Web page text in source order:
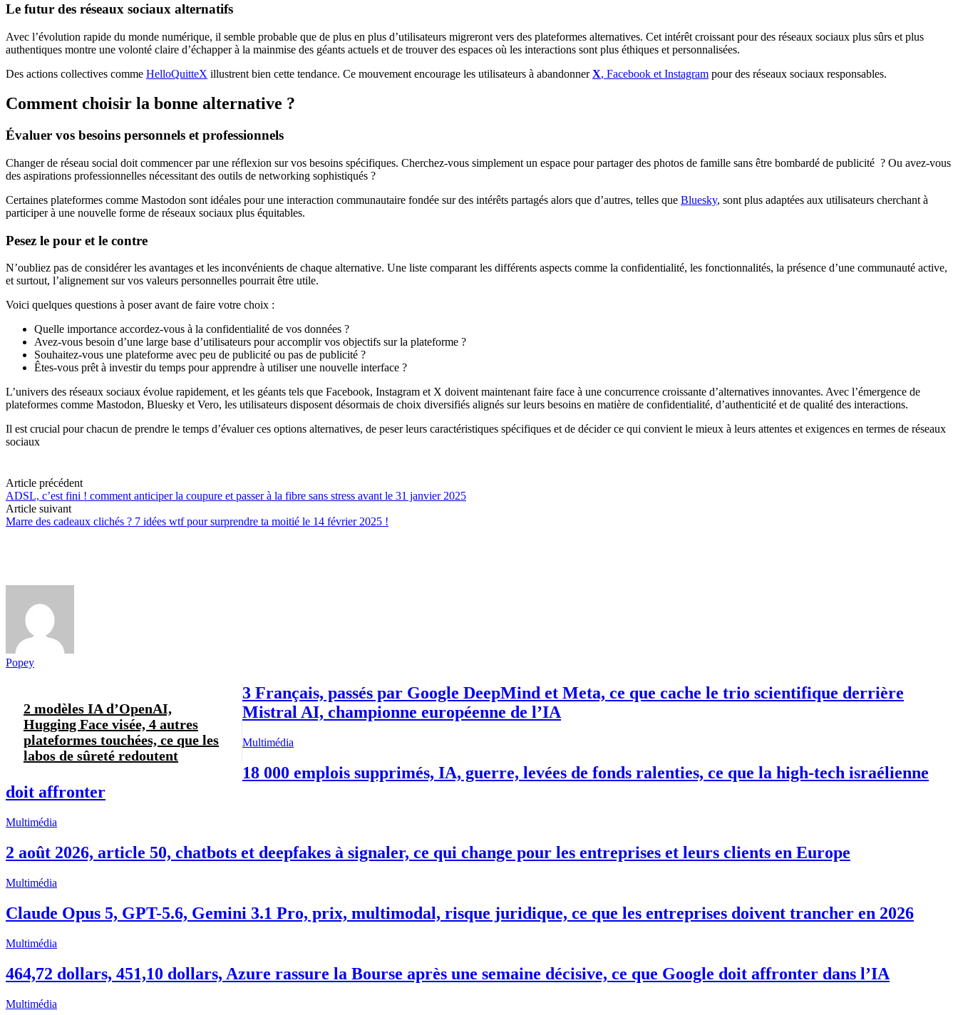
Le futur des réseaux sociaux alternatifs
Avec l’évolution rapide du monde numérique, il semble probable que de plus en plus d’utilisateurs migreront vers des plateformes alternatives. Cet intérêt croissant pour des réseaux sociaux plus sûrs et plus
authentiques montre une volonté claire d’échapper à la mainmise des géants actuels et de trouver des espaces où les interactions sont plus éthiques et personnalisées.
Des actions collectives comme HelloQuitteX illustrent bien cette tendance. Ce mouvement encourage les utilisateurs à abandonnerX, Facebook et Instagram pour des réseaux sociaux responsables.
Comment choisir la bonne alternative ?
Évaluer vos besoins personnels et professionnels
Changer de réseau social doit commencer par une réflexion sur vos besoins spécifiques. Cherchez-vous simplement un espace pour partager des photos de famille sans être bombardé de publicité ? Ou avez-vous
des aspirations professionnelles nécessitant des outils de networking sophistiqués ?
Certaines plateformes comme Mastodon sont idéales pour une interaction communautaire fondée sur des intérêts partagés alors que d’autres, telles que Bluesky, sont plus adaptées aux utilisateurs cherchant à
participer à une nouvelle forme de réseaux sociaux plus équitables.
Pesez le pour et le contre
N’oubliez pas de considérer les avantages et les inconvénients de chaque alternative. Une liste comparant les différents aspects comme la confidentialité, les fonctionnalités, la présence d’une communauté active,
et surtout, l’alignement sur vos valeurs personnelles pourrait être utile.
Voici quelques questions à poser avant de faire votre choix :
Quelle importance accordez-vous à la confidentialité de vos données ?
Avez-vous besoin d’une large base d’utilisateurs pour accomplir vos objectifs sur la plateforme ?
Souhaitez-vous une plateforme avec peu de publicité ou pas de publicité ?
Êtes-vous prêt à investir du temps pour apprendre à utiliser une nouvelle interface ?
L’univers des réseaux sociaux évolue rapidement, et les géants tels que Facebook, Instagram et X doivent maintenant faire face à une concurrence croissante d’alternatives innovantes. Avec l’émergence de
plateformes comme Mastodon, Bluesky et Vero, les utilisateurs disposent désormais de choix diversifiés alignés sur leurs besoins en matière de confidentialité, d’authenticité et de qualité des interactions.
Il est crucial pour chacun de prendre le temps d’évaluer ces options alternatives, de peser leurs caractéristiques spécifiques et de décider ce qui convient le mieux à leurs attentes et exigences en termes de réseaux
sociaux
Article précédent
ADSL, c’est fini ! comment anticiper la coupure et passer à la fibre sans stress avant le 31 janvier 2025
Article suivant
Marre des cadeaux clichés ? 7 idées wtf pour surprendre ta moitié le 14 février 2025 !
Popey
2 modèles IA d’OpenAI,
Hugging Face visée, 4 autres
plateformes touchées, ce que les
labos de sûreté redoutent
3 Français, passés par Google DeepMind et Meta, ce que cache le trio scientifique derrière
Mistral AI, championne européenne de l’IA
Multimédia
18 000 emplois supprimés, IA, guerre, levées de fonds ralenties, ce que la high-tech israélienne
doit affronter
Multimédia
2 août 2026, article 50, chatbots et deepfakes à signaler, ce qui change pour les entreprises et leurs clients en Europe
Multimédia
Claude Opus 5, GPT-5.6, Gemini 3.1 Pro, prix, multimodal, risque juridique, ce que les entreprises doivent trancher en 2026
Multimédia
464,72 dollars, 451,10 dollars, Azure rassure la Bourse après une semaine décisive, ce que Google doit affronter dans l’IA
Multimédia